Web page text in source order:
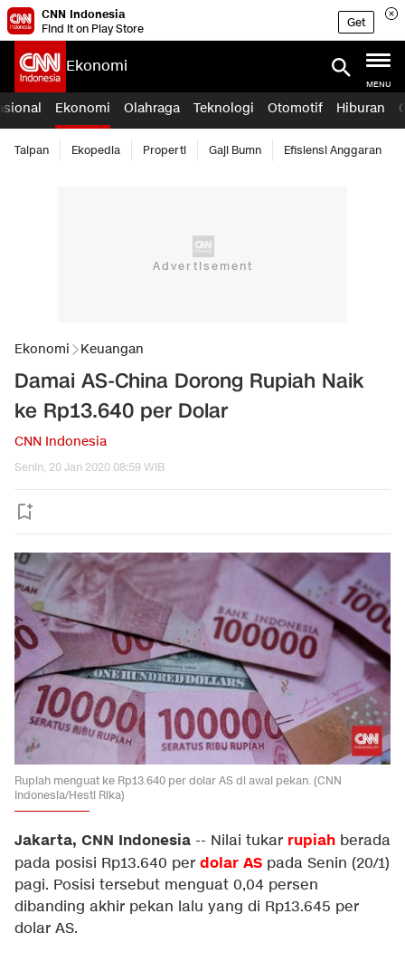
CNN Indonesia
Find it on Play Store
Get
Ekonomi
MENU
Ekonomi Olahraga Teknologi Otomotif Hiburan
Taipan Ekopedia Properti Gaji Bumn Efisiensi Anggaran
Ekonomi Keuangan
Damai AS-China Dorong Rupiah Naik
ke Rp13.640 per Dolar
CNN Indonesia
Senin, 20 Jan 2020 08:59 WIB
Rupiah menguat ke Rp13.640 per dolar AS di awal pekan. (CNN
Indonesia/Hesti Rika)
Jakarta, CNN Indonesia -- Nilai tukar rupiah berada
pada posisi Rp13.640 per dolar AS pada Senin (20/1)
pagi. Posisi tersebut menguat 0,04 persen
dibanding akhir pekan lalu yang di Rp13.645 per
dolar AS.